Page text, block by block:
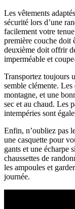
Les vêtements
sécurité lors d’une
facilement votre
première couche doit
deuxième doit offrir
imperméable et
Transportez toujours
semble clémente.
montagne, et une
sec et au chaud. Les
intempéries sont
Enfin, n’oubliez pas
une casquette pour
gants et une écharpe
chaussettes de
les ampoules et
journée.